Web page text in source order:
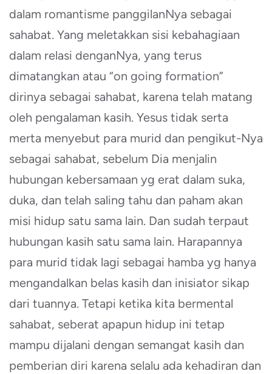
dalam romantisme panggilanNya sebagai
sahabat. Yang meletakkan sisi kebahagiaan
dalam relasi denganNya, yang terus
dimatangkan atau “on going formation”
dirinya sebagai sahabat, karena telah matang
oleh pengalaman kasih. Yesus tidak serta
merta menyebut para murid dan pengikut-Nya
sebagai sahabat, sebelum Dia menjalin
hubungan kebersamaan yg erat dalam suka,
duka, dan telah saling tahu dan paham akan
misi hidup satu sama lain. Dan sudah terpaut
hubungan kasih satu sama lain. Harapannya
para murid tidak lagi sebagai hamba yg hanya
mengandalkan belas kasih dan inisiator sikap
dari tuannya. Tetapi ketika kita bermental
sahabat, seberat apapun hidup ini tetap
mampu dijalani dengan semangat kasih dan
pemberian diri karena selalu ada kehadiran dan